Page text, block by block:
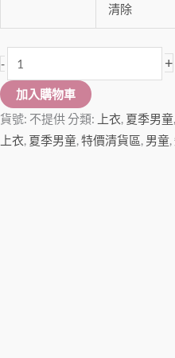
清除
- +
加入購物車
貨號: 不提供分類: 上衣, 夏季男童,
上衣, 夏季男童,特價清貨區, 男童,